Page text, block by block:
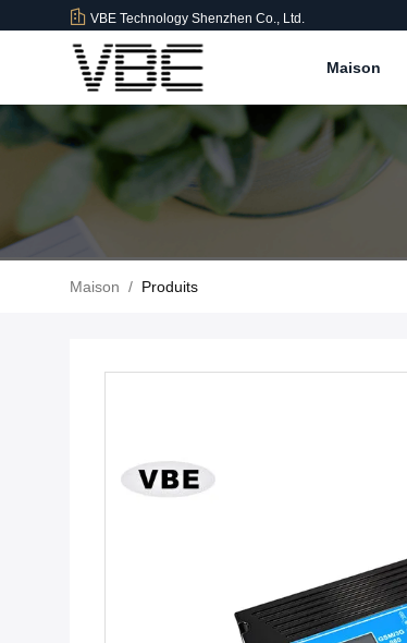
VBE Technology Shenzhen Co., Ltd.
Maison
Maison / Produits